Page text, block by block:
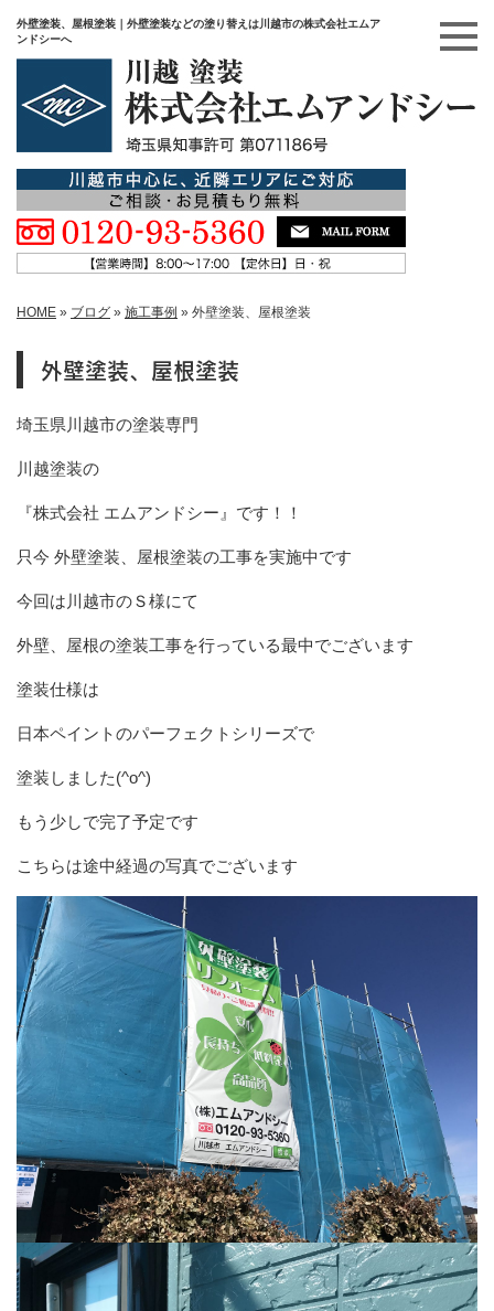
外壁塗装、屋根塗装｜外壁塗装などの塗り替えは川越市の株式会社エムア
ンドシーへ
HOME » ブログ » 施工事例 » 外壁塗装、屋根塗装
外壁塗装、屋根塗装
埼玉県川越市の塗装専門
川越塗装の
『株式会社 エムアンドシー』です！！
只今 外壁塗装、屋根塗装の工事を実施中です
今回は川越市のＳ様にて
外壁、屋根の塗装工事を行っている最中でございます
塗装仕様は
日本ペイントのパーフェクトシリーズで
塗装しました(^o^)
もう少しで完了予定です
こちらは途中経過の写真でございます